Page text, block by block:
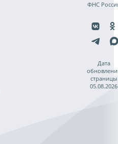
ФНС
Дата
страницы
05.08.2026